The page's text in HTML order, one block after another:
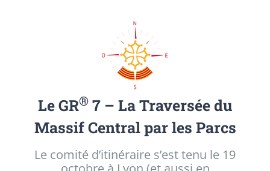
Le GR®7 – La Traversée du
Massif Central par les Parcs
Le comité d’itinéraire s’est tenu le 19